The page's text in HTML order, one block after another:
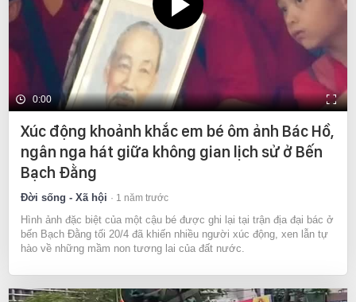
0:00
Xúc động khoảnh khắc em bé ôm ảnh Bác Hồ,
ngân nga hát giữa không gian lịch sử ở Bến
Bạch Đằng
Đời sống - Xã hội 1 năm trước
Hình ảnh đặc biệt của một cậu bé được ghi lại tại trận địa đại bác ở
bến Bạch Đằng tối 20/4 đã khiến nhiều người xúc động, xen lẫn tự
hào về những mầm non tương lai của đất nước.